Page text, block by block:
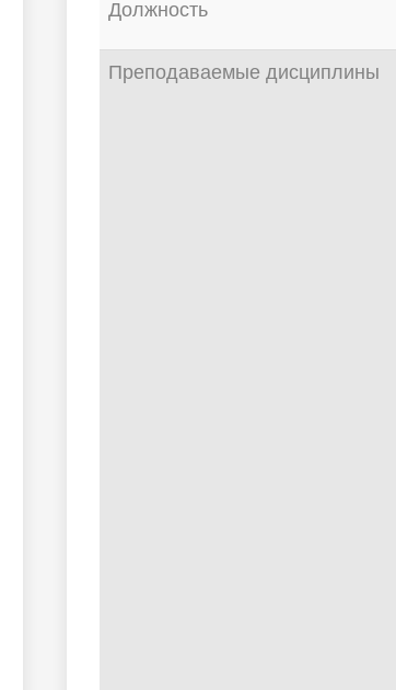
Должность
Преподаваемые дисциплины